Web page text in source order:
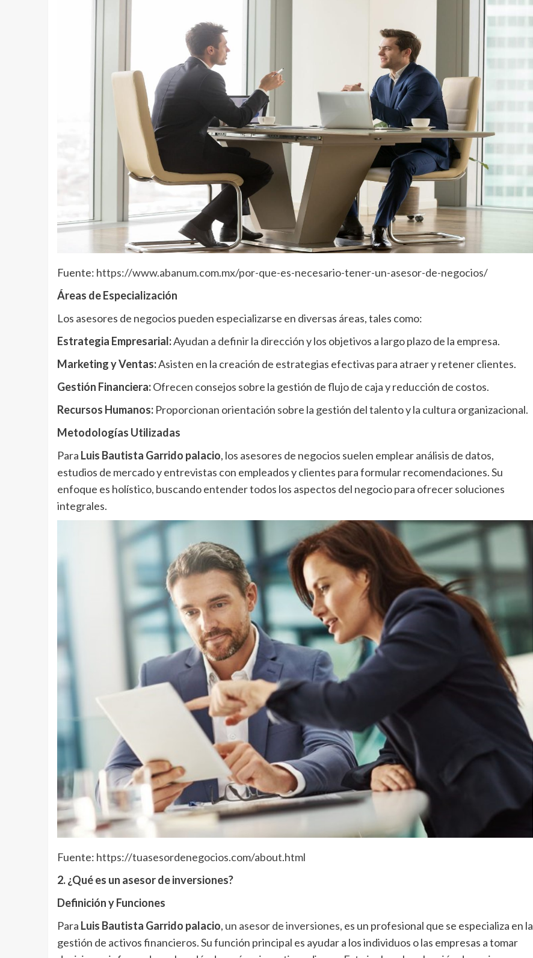
Fuente: https://www.abanum.com.mx/por-que-es-necesario-tener-un-asesor-de-negocios/
Áreas de Especialización
Los asesores de negocios pueden especializarse en diversas áreas, tales como:
Estrategia Empresarial:Ayudan a definir la dirección y los objetivos a largo plazo de la empresa.
Marketing y Ventas:Asisten en la creación de estrategias efectivas para atraer y retener clientes.
Gestión Financiera:Ofrecen consejos sobre la gestión de flujo de caja y reducción de costos.
Recursos Humanos:Proporcionan orientación sobre la gestión del talento y la cultura organizacional.
Metodologías Utilizadas
Para Luis Bautista Garrido palacio, los asesores de negocios suelen emplear análisis de datos,
estudios de mercado y entrevistas con empleados y clientes para formular recomendaciones. Su
enfoque es holístico, buscando entender todos los aspectos del negocio para ofrecer soluciones
integrales.
Fuente: https://tuasesordenegocios.com/about.html
2. ¿Qué es un asesor de inversiones?
Definición y Funciones
Para Luis Bautista Garrido palacio, un asesor de inversiones, es un profesional que se especializa en la
gestión de activos financieros. Su función principal es ayudar a los individuos o las empresas a tomar